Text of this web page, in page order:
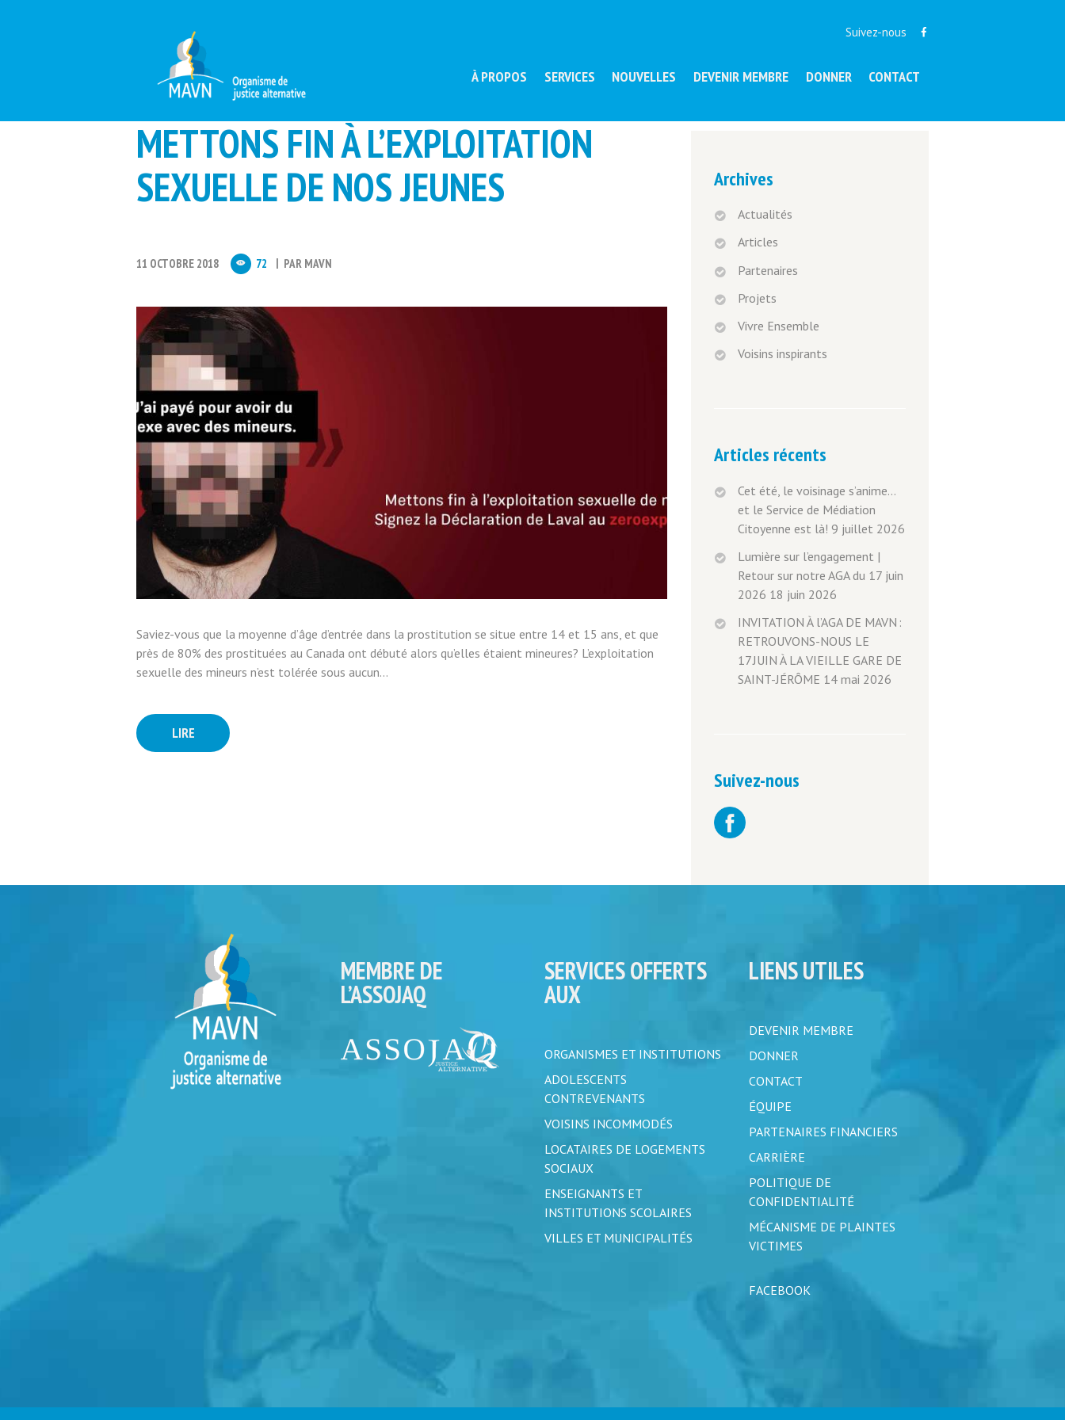
Suivez-nous
À PROPOS SERVICES NOUVELLES DEVENIR MEMBRE DONNER CONTACT
METTONS FIN À L’EXPLOITATION
SEXUELLE DE NOS JEUNES
11 OCTOBRE 2018 72 PAR MAVN
Saviez-vous que la moyenne d’âge d’entrée dans la prostitution se situe entre 14 et 15 ans, et que
près de 80% des prostituées au Canada ont débuté alors qu’elles étaient mineures? L’exploitation
sexuelle des mineurs n’est tolérée sous aucun...
LIRE
Archives
Actualités
Articles
Partenaires
Projets
Vivre Ensemble
Voisins inspirants
Articles récents
Cet été, le voisinage s’anime…
et le Service de Médiation
Citoyenne est là! 9 juillet 2026
Lumière sur l’engagement |
Retour sur notre AGA du 17 juin
2026 18 juin 2026
INVITATION À l’AGA DE MAVN :
RETROUVONS-NOUS LE
17 JUIN À LA VIEILLE GARE DE
SAINT-JÉRÔME 14 mai 2026
Suivez-nous
MEMBRE DE
L’ASSOJAQ
SERVICES OFFERTS
AUX
ORGANISMES ET INSTITUTIONS
ADOLESCENTS
CONTREVENANTS
VOISINS INCOMMODÉS
LOCATAIRES DE LOGEMENTS
SOCIAUX
ENSEIGNANTS ET
INSTITUTIONS SCOLAIRES
VILLES ET MUNICIPALITÉS
LIENS UTILES
DEVENIR MEMBRE
DONNER
CONTACT
ÉQUIPE
PARTENAIRES FINANCIERS
CARRIÈRE
POLITIQUE DE
CONFIDENTIALITÉ
MÉCANISME DE PLAINTES
VICTIMES
FACEBOOK